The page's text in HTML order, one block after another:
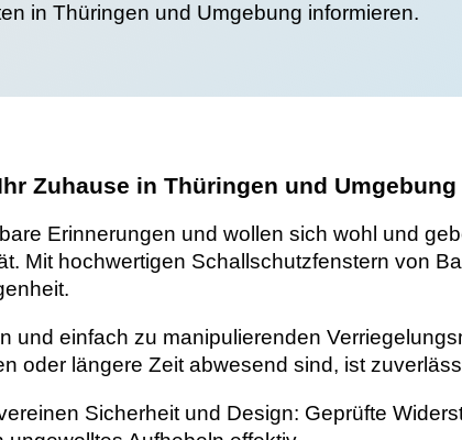
in Thüringen und Umgebung informieren.
Zuhause in Thüringen und Umgebung
Erinnerungen und wollen sich wohl und
Mit hochwertigen Schallschutzfenstern von
und einfach zu manipulierenden
oder längere Zeit abwesend sind, ist
Sicherheit und Design: Geprüfte